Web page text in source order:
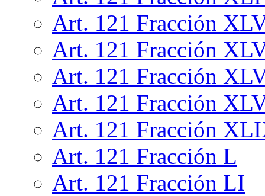
Art. 121 Fracción
Art. 121 Fracción
Art. 121 Fracción
Art. 121 Fracción
Art. 121 Fracción
Art. 121 Fracción L
Art. 121 Fracción LI